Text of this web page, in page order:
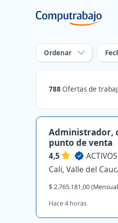
Ordenar
788 Ofertas de trabajo de
Administrador,
punto de venta
4,5
Cali, Valle del
$ 2.765.181,00
Hace 4 horas